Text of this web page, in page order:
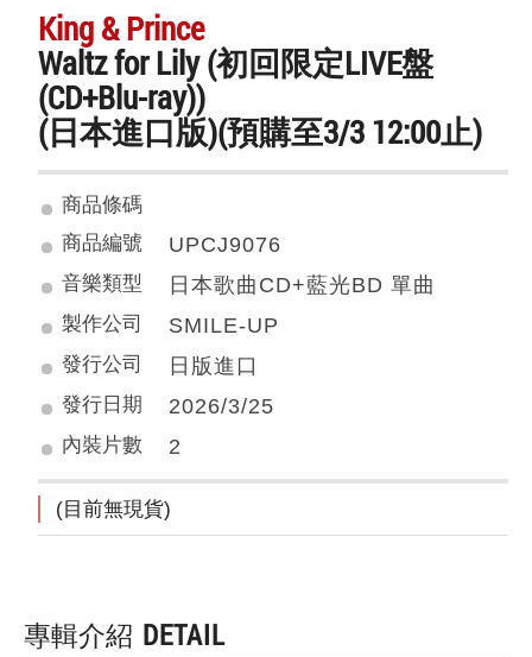
King & Prince
Waltz for Lily (初回限定LIVE盤
(CD+Blu-ray))
(日本進口版)(預購至3/3 12:00止)
商品條碼
商品編號
UPCJ9076
音樂類型 日本歌曲CD+藍光BD 單曲
製作公司 SMILE-UP
發行公司 日版進口
發行日期 2026/3/25
內裝片數 2
(目前無現貨)
專輯介紹 DETAIL